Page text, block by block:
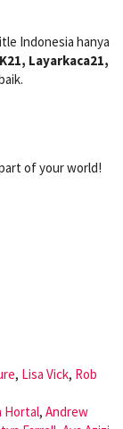
Indonesia hanya
Layarkaca21,
of your world!
, Lisa Vick, Rob
Hortal, Andrew